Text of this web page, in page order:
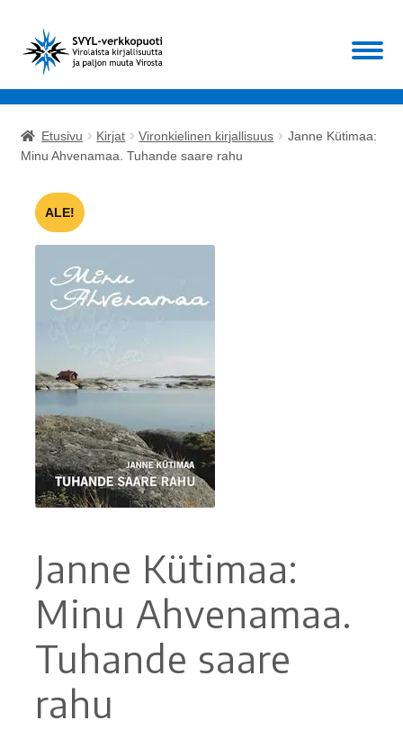
Siirry
navigointiin
Siirry
sisältöön
Valikko
Kirjat
Muut
Ajankohtaista
Oma tili
Ostoskori
Tilaus- ja sopimusehdot sekä tietosuojaseloste
Etusivu Kirjat Vironkielinen kirjallisuus
Janne Kütimaa:
Minu Ahvenamaa. Tuhande saare rahu
ALE!
Janne Kütimaa:
Minu Ahvenamaa.
Tuhande saare
rahu